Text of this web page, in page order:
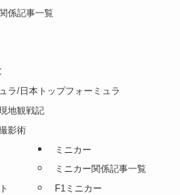
係記事一覧
ラ/日本トップフォーミュラ
地観戦記
影術
ミニカー
ミニカー関係記事一覧
F1ミニカー